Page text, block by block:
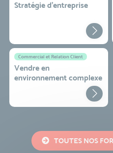
Stratégie d’entreprise
Commercial et Relation Client
Vendre en
environnement complexe
TOUTES NOS